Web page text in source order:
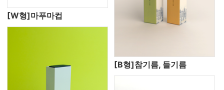
[W형]마푸마컵
[B형]참기름, 들기름